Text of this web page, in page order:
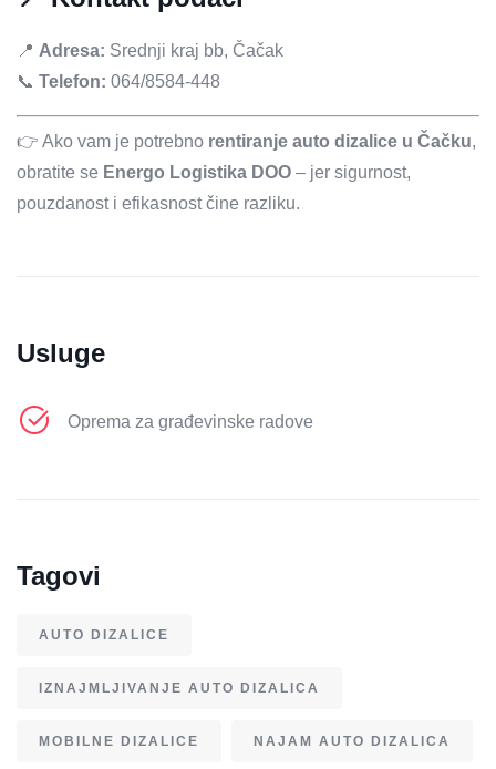
📍 Adresa: Srednji kraj bb, Čačak
📞 Telefon: 064/8584-448
👉 Ako vam je potrebno rentiranje auto dizalice u Čačku,
obratite se Energo Logistika DOO – jer sigurnost,
pouzdanost i efikasnost čine razliku.
Usluge
Oprema za građevinske radove
Tagovi
AUTO DIZALICE
IZNAJMLJIVANJE AUTO DIZALICA
MOBILNE DIZALICE NAJAM AUTO DIZALICA